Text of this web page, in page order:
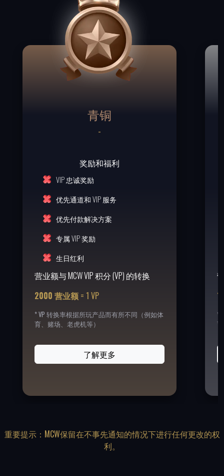
青铜
-
奖励和福利
VIP 忠诚奖励
优先通道和 VIP 服务
优先付款解决方案
专属 VIP 奖励
生日红利
营业额与 MCW VIP 积分 (VP) 的转换
2000 营业额 =1 VP
* VP 转换率根据所玩产品而有所不同（例如体
育、赌场、老虎机等）
了解更多
适用条款及细则
VIP忠诚奖励将根据每月月底达到的VIP等
返回
*
重要提示：MCW保留在不事先通知的情况下进行任何更改的权
利。